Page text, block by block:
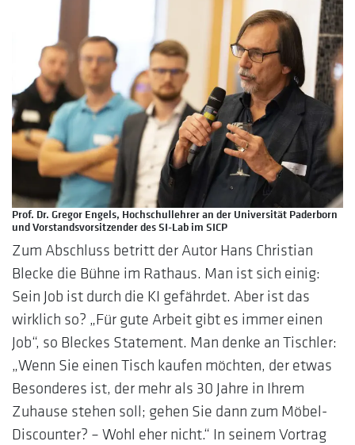
Prof. Dr. Gregor Engels, Hochschullehrer an der Universität Paderborn
und Vorstandsvorsitzender des SI-Lab im SICP
Zum Abschluss betritt der Autor Hans Christian
Blecke die Bühne im Rathaus. Man ist sich einig:
Sein Job ist durch die KI gefährdet. Aber ist das
wirklich so? „Für gute Arbeit gibt es immer einen
Job“, so Bleckes Statement. Man denke an Tischler:
„Wenn Sie einen Tisch kaufen möchten, der etwas
Besonderes ist, der mehr als 30 Jahre in Ihrem
Zuhause stehen soll; gehen Sie dann zum Möbel-
Discounter? – Wohl eher nicht.“ In seinem Vortrag